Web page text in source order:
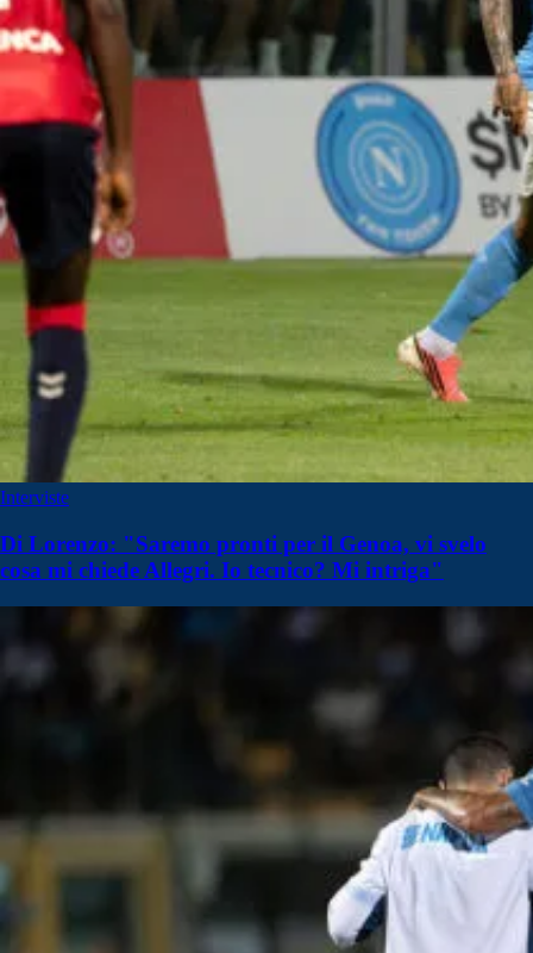
Interviste
Di Lorenzo: "Saremo pronti per il Genoa, vi svelo
cosa mi chiede Allegri. Io tecnico? Mi intriga"